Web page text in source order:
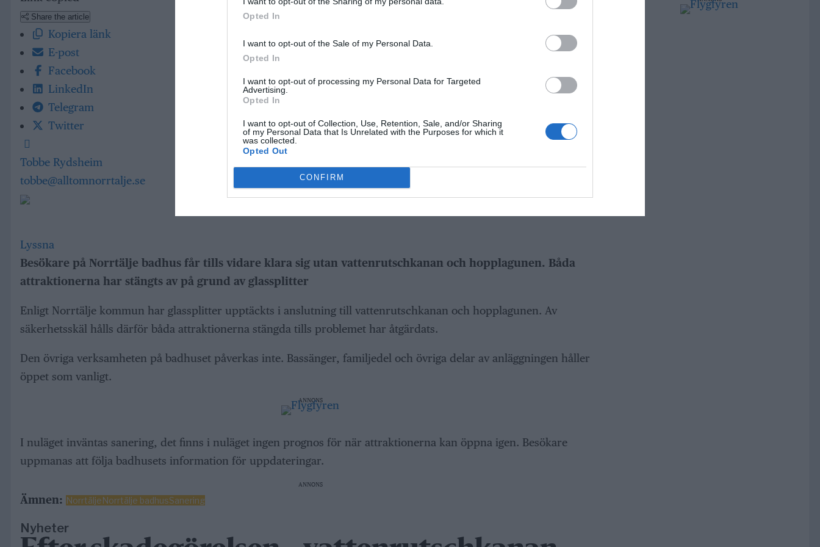
Opted In
I want to opt-out of the Sale of my Personal Data.
Opted In
I want to opt-out of processing my Personal Data for Targeted
Advertising.
Opted In
I want to opt-out of Collection, Use, Retention, Sale, and/or Sharing
of my Personal Data that Is Unrelated with the Purposes for which it
was collected.
Opted Out
CONFIRM
Share the article
Kopiera länk
E-post
Facebook
LinkedIn
Telegram
Twitter
Tobbe Rydsheim
tobbe@alltomnorrtalje.se
Lyssna
Besökare på Norrtälje badhus får tills vidare klara sig utan vattenrutschkanan och hopplagunen. Båda
attraktionerna har stängts av på grund av glassplitter
Enligt Norrtälje kommun har glassplitter upptäckts i anslutning till vattenrutschkanan och hopplagunen. Av
säkerhetsskäl hålls därför båda attraktionerna stängda tills problemet har åtgärdats.
Den övriga verksamheten på badhuset påverkas inte. Bassänger, familjedel och övriga delar av anläggningen håller
öppet som vanligt.
ANNONS
I nuläget inväntas sanering, det finns i nuläget ingen prognos för när attraktionerna kan öppna igen. Besökare
uppmanas att följa badhusets information för uppdateringar.
ANNONS
Ämnen: NorrtäljeNorrtälje badhusSanering
Nyheter